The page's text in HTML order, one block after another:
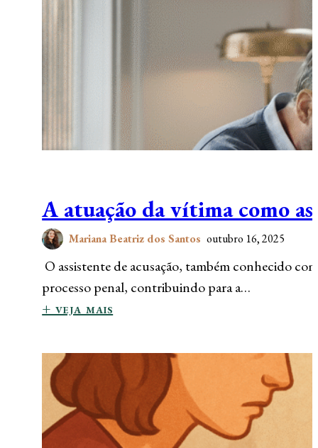
A atuação da vítima como
Mariana Beatriz dos Santos outubro 16, 2025
O assistente de acusação, também conhecido
processo penal, contribuindo para a…
+ veja mais